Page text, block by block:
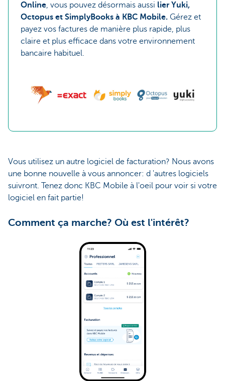
Online, vous pouvez désormais aussi lier Yuki,
Octopus et SimplyBooks à KBC Mobile. Gérez et
payez vos factures de manière plus rapide, plus
claire et plus efficace dans votre environnement
bancaire habituel.
Vous utilisez un autre logiciel de facturation? Nous avons
une bonne nouvelle à vous annoncer: d 'autres logiciels
suivront. Tenez donc KBC Mobile à l'oeil pour voir si votre
logiciel en fait partie!
Comment ça marche? Où est l'intérêt?